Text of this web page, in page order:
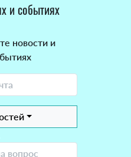
и событиях
новости и